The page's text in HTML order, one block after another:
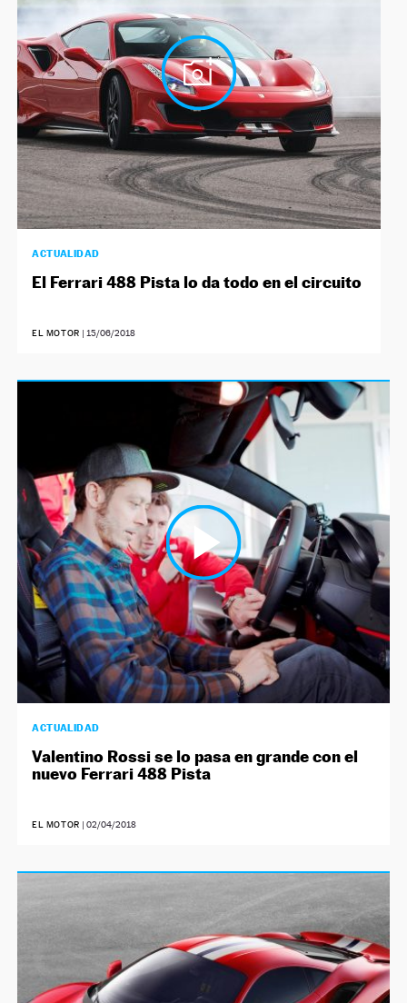
ACTUALIDAD
El Ferrari 488 Pista lo da todo en el circuito
EL MOTOR | 15/06/2018
ACTUALIDAD
Valentino Rossi se lo pasa en grande con el
nuevo Ferrari 488 Pista
EL MOTOR | 02/04/2018